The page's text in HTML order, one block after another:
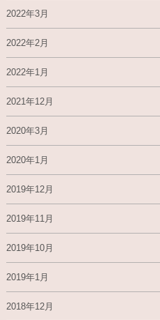
2022年3月
2022年2月
2022年1月
2021年12月
2020年3月
2020年1月
2019年12月
2019年11月
2019年10月
2019年1月
2018年12月